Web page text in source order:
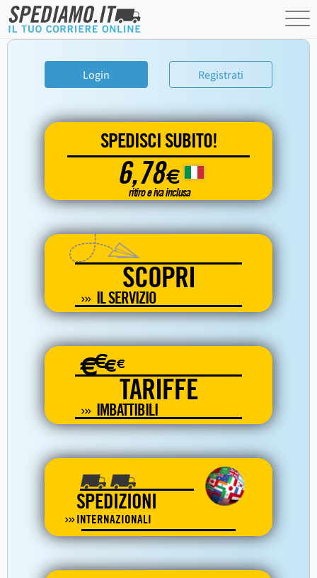
Login Registrati
SPEDISCI SUBITO!
6,78€
ritiro e iva inclusa
SCOPRI
IL SERVIZIO
€€€€
TARIFFE
IMBATTIBILI
SPEDIZIONI
INTERNAZIONALI